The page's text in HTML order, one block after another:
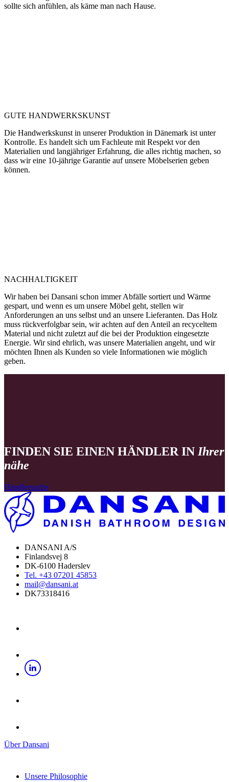
Dänisches Design stellt den Menschen in den Mittelpunkt -
dänisches Design erleichtert den Alltag und ist schön und einfach
GUTE HANDWERKSKUNST
Die Handwerkskunst in unserer Produktion in Dänemark ist unter
Kontrolle. Es handelt sich um Fachleute mit Respekt vor den
NACHHALTIGKEIT
Wir haben bei Dansani schon immer Abfälle sortiert und Wärme
gespart, und wenn es um unsere Möbel geht, stellen wir
Anforderungen an uns selbst und an unsere Lieferanten. Das Holz
muss rückverfolgbar sein, wir achten auf den Anteil an recyceltem
Material und nicht zuletzt auf die bei der Produktion eingesetzte
Energie. Wir sind ehrlich, was unsere Materialien angeht, und wir
FINDEN SIE EINEN HÄNDLER IN
nähe
Händlersuche
DANSANI A/S
Finlandsvej 8
DK-6100 Haderslev
Über Dansani